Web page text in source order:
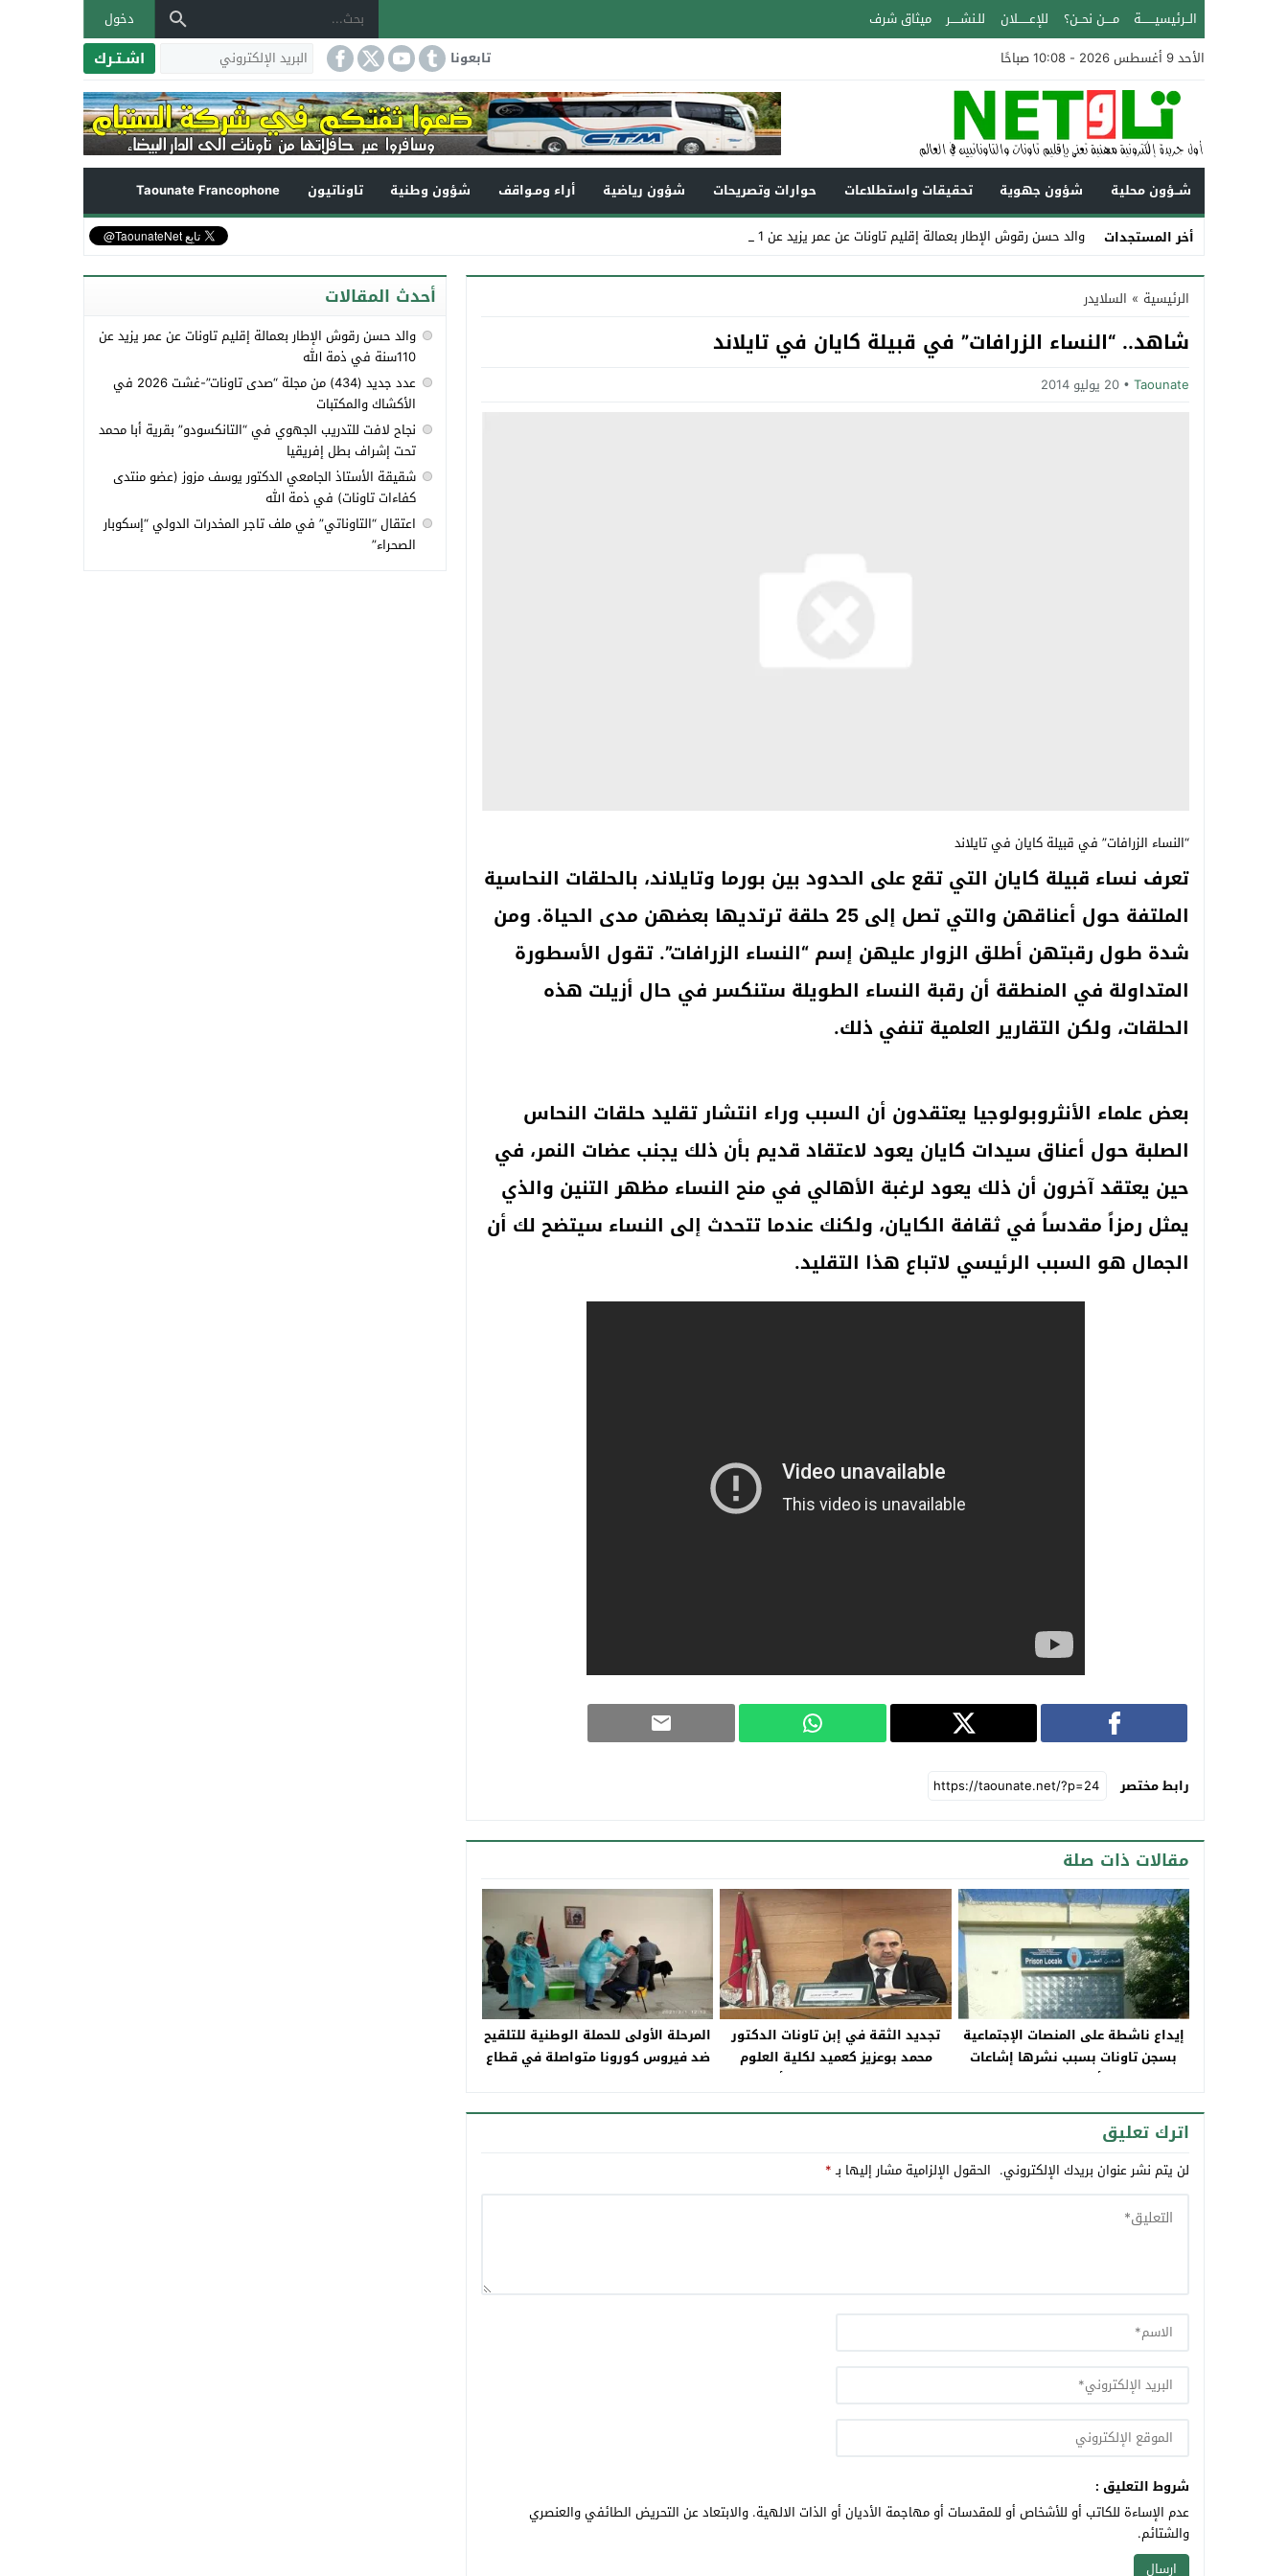
الــرئيسيـــــــة مــــن نحــن؟ للإعــــــلان للـنشـــــر ميثاق شرف
دخول
الأحد 9 أغسطس 2026 - 10:08 صباحًا
تابعونا اشـتـرك
شــؤون محلية شؤون جهوية تحقيقات واستطلاعات حوارات وتصريحات شؤون رياضية أراء ومـواقف شؤون وطنية تاوناتيون
Taounate Francophone
أخر المستجدات
والد حسن رقوش الإطار بعمالة إقليم تاونات عن عمر يزيد عن 110سنة في _
Stop
Previous
Next
الرئيسية » السلايدر
شاهد.. “النساء الزرافات” في قبيلة كايان في تايلاند
Taounate 20 يوليو 2014
“النساء الزرافات” في قبيلة كايان في تايلاند
تعرف نساء قبيلة كايان التي تقع على الحدود بين بورما وتايلاند، بالحلقات النحاسية
الملتفة حول أعناقهن والتي تصل إلى 25 حلقة ترتديها بعضهن مدى الحياة. ومن
شدة طول رقبتهن أطلق الزوار عليهن إسم “النساء الزرافات”. تقول الأسطورة
المتداولة في المنطقة أن رقبة النساء الطويلة ستنكسر في حال أزيلت هذه
الحلقات، ولكن التقارير العلمية تنفي ذلك.
بعض علماء الأنثروبولوجيا يعتقدون أن السبب وراء انتشار تقليد حلقات النحاس
الصلبة حول أعناق سيدات كايان يعود لاعتقاد قديم بأن ذلك يجنب عضات النمر، في
حين يعتقد آخرون أن ذلك يعود لرغبة الأهالي في منح النساء مظهر التنين والذي
يمثل رمزاً مقدساً في ثقافة الكايان، ولكنك عندما تتحدث إلى النساء سيتضح لك أن
الجمال هو السبب الرئيسي لاتباع هذا التقليد.
رابط مختصر
مقالات ذات صلة
إيداع ناشطة على المنصات الإجتماعية
بسجن تاونات بسبب نشرها إشاعات
وأخبار زائفة
تجديد الثقة في إبن تاونات الدكتور
محمد بوعزيز كعميد لكلية العلوم
القانونية والاقتصادية بأكادير
المرحلة الأولى للحملة الوطنية للتلقيح
ضد فيروس كورونا متواصلة في قطاع
اترك تعليق
لن يتم نشر عنوان بريدك الإلكتروني. الحقول الإلزامية مشار إليها بـ*
شروط التعليق :
عدم الإساءة للكاتب أو للأشخاص أو للمقدسات أو مهاجمة الأديان أو الذات الالهية. والابتعاد عن التحريض الطائفي والعنصري
والشتائم.
أحدث المقالات
والد حسن رقوش الإطار بعمالة إقليم تاونات عن عمر يزيد عن
110سنة في ذمة الله
عدد جديد (434) من مجلة “صدى تاونات”-غشت 2026 في
الأكشاك والمكتبات
نجاح لافت للتدريب الجهوي في “التانكسودو” بقرية أبا محمد
تحت إشراف بطل إفريقيا
شقيقة الأستاذ الجامعي الدكتور يوسف مزوز (عضو منتدى
كفاءات تاونات) في ذمة الله
اعتقال “التاوناتي” في ملف تاجر المخدرات الدولي “إسكوبار
الصحراء”